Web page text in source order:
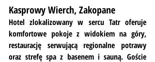
Kasprowy Wierch, Zakopane
Hotel zlokalizowany w sercu Tatr oferuje
komfortowe pokoje z widokiem na góry,
restaurację serwującą regionalne potrawy
oraz strefę spa z basenem i sauną. Goście